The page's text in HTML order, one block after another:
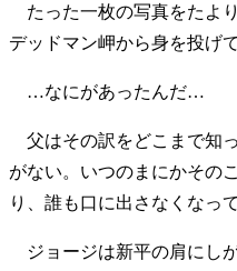
たった一枚の写真をたよ
デッドマン岬から身を投げ
…なにがあったんだ…
父はその訳をどこまで知
がない。いつのまにかその
り、誰も口に出さなくな
ジョージは新平の肩にし